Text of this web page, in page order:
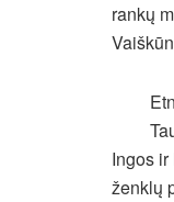
rankų
Ingos
ženklų